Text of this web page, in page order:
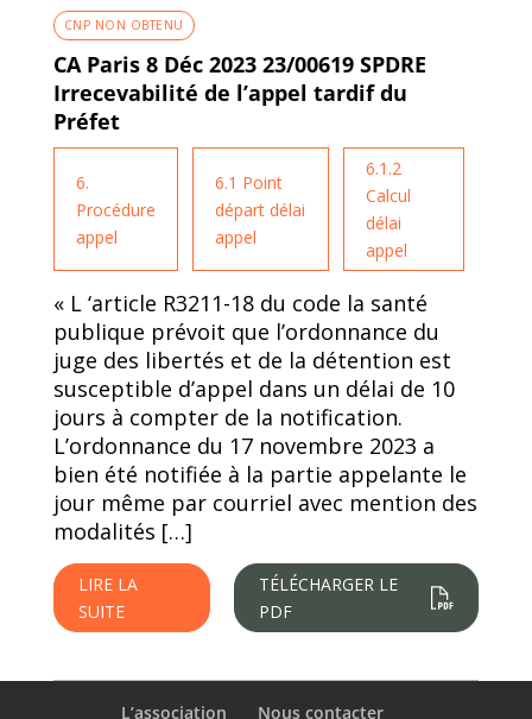
CNP NON OBTENU
CA Paris 8 Déc 2023 23/00619 SPDRE
Irrecevabilité de l’appel tardif du
Préfet
6.
Procédure
appel
6.1 Point
départ délai
appel
6.1.2
Calcul
délai
appel
« L ‘article R3211-18 du code la santé
publique prévoit que l’ordonnance du
juge des libertés et de la détention est
susceptible d’appel dans un délai de 10
jours à compter de la notification.
L’ordonnance du 17 novembre 2023 a
bien été notifiée à la partie appelante le
jour même par courriel avec mention des
modalités […]
LIRE LA
SUITE
TÉLÉCHARGER LE
PDF
L’association Nous contacter